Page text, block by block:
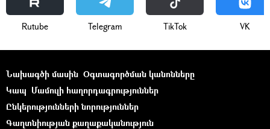
Rutube Telegram ТikТоk VK
Նախագծի մասին Օգտագործման կանոնները
Կապ Մամուլի հաղորդագրություններ
Ընկերությունների նորություններ
Գաղտնիության քաղաքականություն